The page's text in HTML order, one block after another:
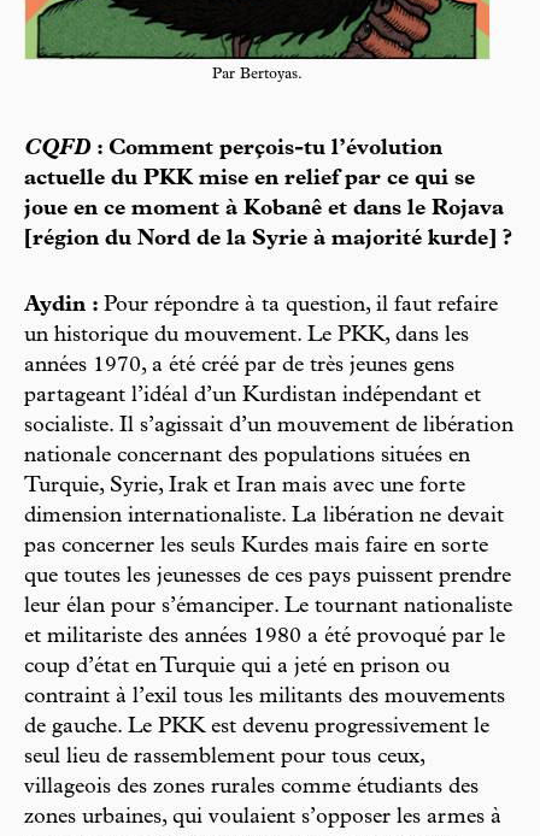
Par Bertoyas.
CQFD: Comment perçois-tu l’évolution
actuelle du PKK mise en relief par ce qui se
joue en ce moment à Kobanê et dans le Rojava
[région du Nord de la Syrie à ­majorité kurde] ?
Aydin : Pour répondre à ta question, il faut refaire
un historique du mouvement. Le PKK, dans les
années 1970, a été créé par de très jeunes gens
partageant l’idéal d’un Kurdistan indépendant et
socialiste. Il s’agissait d’un mouvement de libération
nationale concernant des populations situées en
Turquie, Syrie, Irak et Iran mais avec une forte
dimension internationaliste. La libération ne devait
pas concerner les seuls Kurdes mais faire en sorte
que toutes les jeunesses de ces pays puissent prendre
leur élan pour s’émanciper. Le tournant nationaliste
et militariste des années 1980 a été provoqué par le
coup d’état en Turquie qui a jeté en prison ou
contraint à l’exil tous les militants des mouvements
de gauche. Le PKK est devenu progressivement le
seul lieu de rassemblement pour tous ceux,
villageois des zones rurales comme étudiants des
zones urbaines, qui voulaient s’opposer les armes à